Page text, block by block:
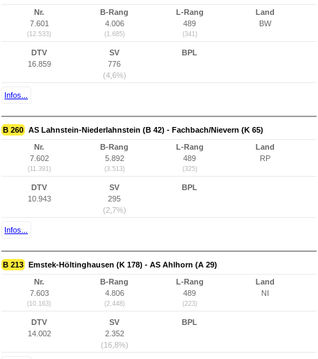
Nr.
7.601
(12.533)
B-Rang
4.006
(1.685)
L-Rang
489
(341)
Land
BW
DTV
16.859
SV
776
(4,6%)
BPL
Infos...
B 260 AS Lahnstein-Niederlahnstein (B 42) - Fachbach/Nievern (K 65)
Nr.
7.602
(11.391)
B-Rang
5.892
(3.513)
L-Rang
489
(325)
Land
RP
DTV
10.943
SV
295
(2,7%)
BPL
Infos...
B 213 Emstek-Höltinghausen (K 178) - AS Ahlhorn (A 29)
Nr.
7.603
(10.163)
B-Rang
4.806
(2.448)
L-Rang
489
(223)
Land
NI
DTV
14.002
SV
2.352
(16,8%)
BPL